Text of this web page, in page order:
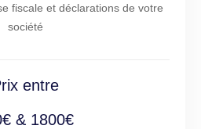
fiscale et déclarations de votre
société
entre
& 1800€